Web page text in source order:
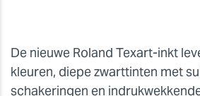
De nieuwe Roland Texart-inkt
kleuren, diepe zwarttinten met
schakeringen en